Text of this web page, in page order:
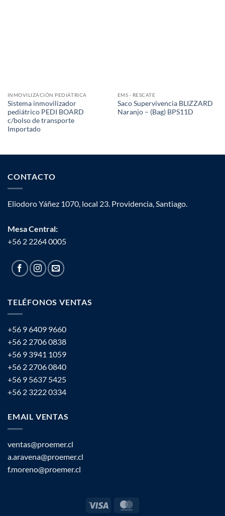
INMOVILIZACIÓN PEDIÁTRICA
Sistema inmovilizador
pediátrico PEDI BOARD
c/bolso de transporte
Importado
EMS - RESCATE
Saco Supervivencia BLIZZARD
Naranjo – (Bag) BPS11D
CONTACTO
Eliodoro Yáñez 1070, local 23. Providencia, Santiago.
Mesa Central:
+56 2 2264 0005
TELÉFONOS VENTAS
+56 9 6409 9660
+56 2 2706 0838
+56 9 3941 1059
+56 2 2706 0840
+56 9 5637 5425
+56 2 3222 0334
EMAIL VENTAS
ventas@proemer.cl
a.aravena@proemer.cl
f.moreno@proemer.cl
Visa